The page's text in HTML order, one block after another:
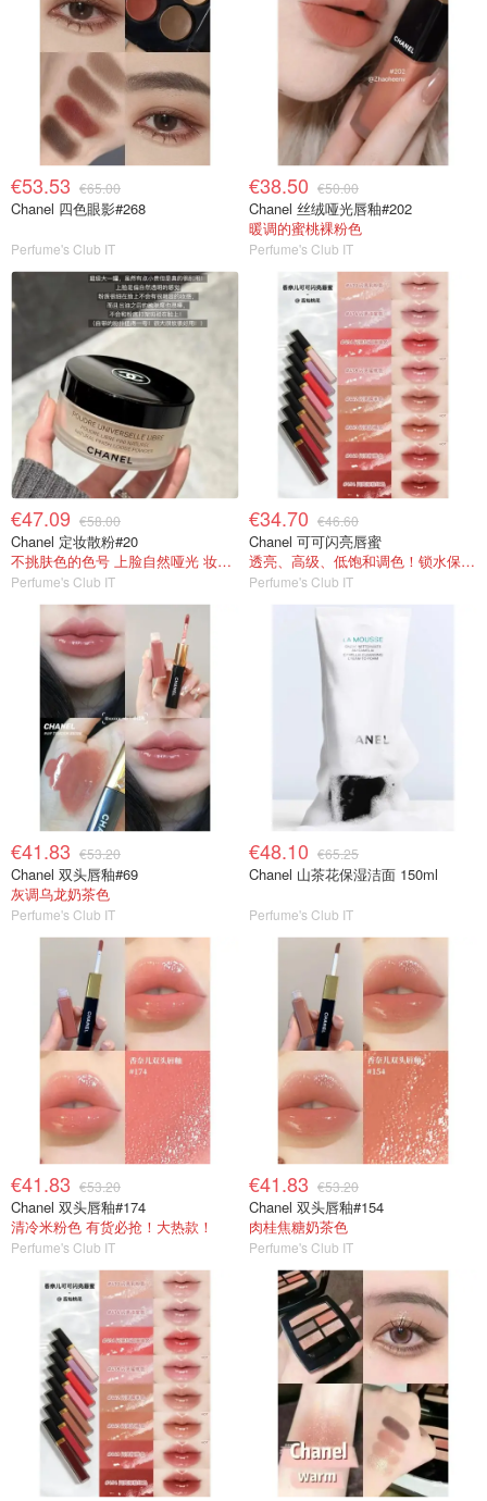
€53.53 €65.00
Chanel 四色眼影#268
Perfume's Club IT
€38.50 €50.00
Chanel 丝绒哑光唇釉#202
暖调的蜜桃裸粉色
Perfume's Club IT
€47.09 €58.00
Chanel 定妆散粉#20
不挑肤色的色号 上脸自然哑光 妆感超高级！
Perfume's Club IT
€34.70 €46.60
Chanel 可可闪亮唇蜜
透亮、高级、低饱和调色！锁水保湿！
Perfume's Club IT
€41.83 €53.20
Chanel 双头唇釉#69
灰调乌龙奶茶色
Perfume's Club IT
€48.10 €65.25
Chanel 山茶花保湿洁面 150ml
Perfume's Club IT
€41.83 €53.20
Chanel 双头唇釉#174
清冷米粉色 有货必抢！大热款！
Perfume's Club IT
€41.83 €53.20
Chanel 双头唇釉#154
肉桂焦糖奶茶色
Perfume's Club IT